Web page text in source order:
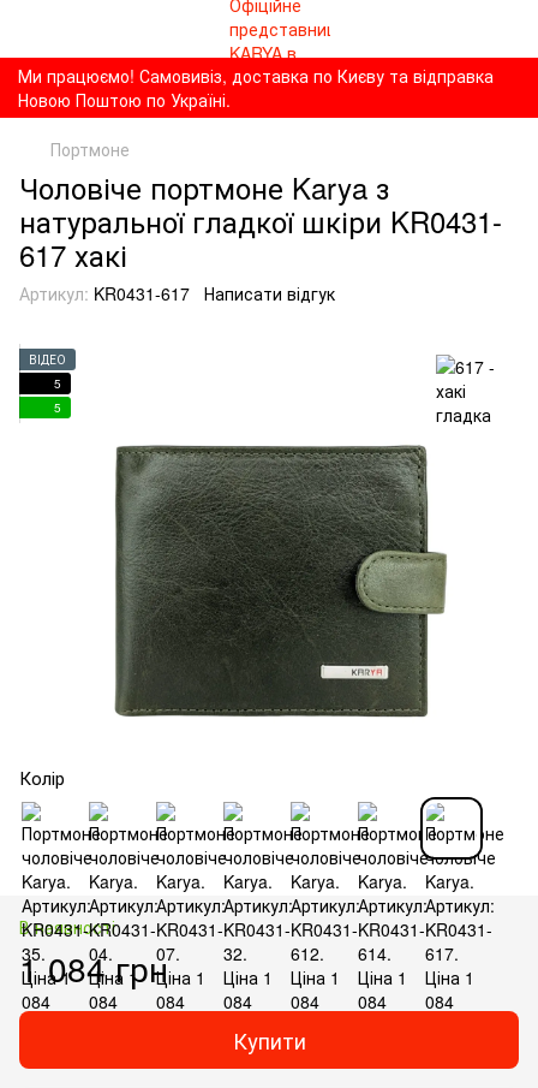
Ми працюємо! Самовивіз, доставка по Києву та відправка
Новою Поштою по Україні.
Портмоне
Чоловіче портмоне Karya з
натуральної гладкої шкіри KR0431-
617 хакі
Артикул: KR0431-617 Написати відгук
ВІДЕО
5
5
Колір
В наявності
1 084 грн
Купити